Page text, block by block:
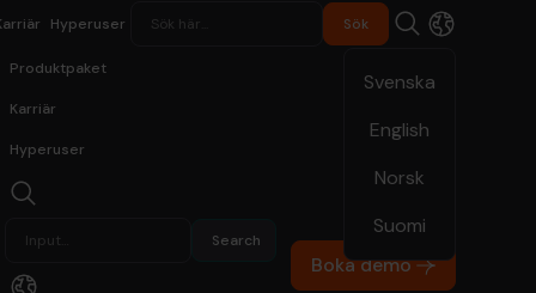
Svenska
English
Norsk
Suomi
Hyperuser
Produktpaket
Karriär
Hyperuser
Boka demo